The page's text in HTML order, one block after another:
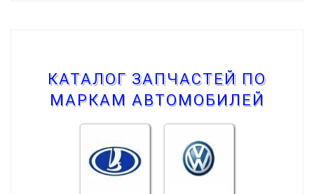
КАТАЛОГ ЗАПЧАСТЕЙ ПО
МАРКАМ АВТОМОБИЛЕЙ